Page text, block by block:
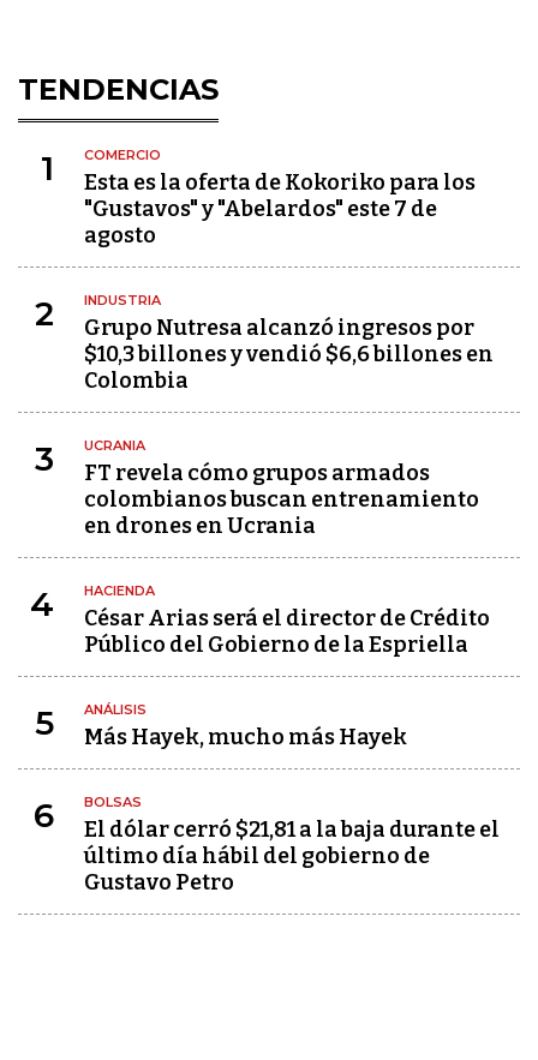
TENDENCIAS
1 COMERCIO
Esta es la oferta de Kokoriko para los
"Gustavos" y "Abelardos" este 7 de
agosto
2 INDUSTRIA
Grupo Nutresa alcanzó ingresos por
$10,3 billones y vendió $6,6 billones en
Colombia
3 UCRANIA
FT revela cómo grupos armados
colombianos buscan entrenamiento
en drones en Ucrania
4 HACIENDA
César Arias será el director de Crédito
Público del Gobierno de la Espriella
5 ANÁLISIS
Más Hayek, mucho más Hayek
6 BOLSAS
El dólar cerró $21,81 a la baja durante el
último día hábil del gobierno de
Gustavo Petro